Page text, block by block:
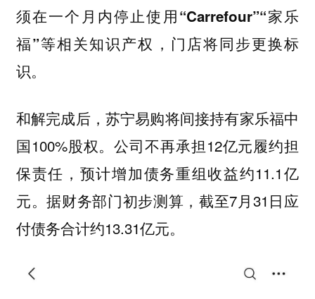
须在一个月内停止使用“Carrefour”“家乐
福”等相关知识产权，门店将同步更换标
识。
和解完成后，苏宁易购将间接持有家乐福中
国100%股权。公司不再承担12亿元履约担
保责任，预计增加债务重组收益约11.1亿
元。据财务部门初步测算，截至7月31日应
付债务合计约13.31亿元。